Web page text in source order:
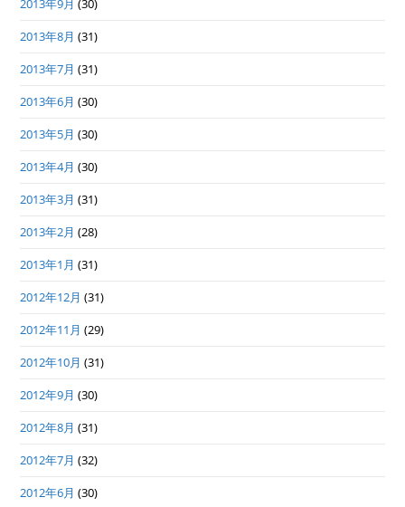
2013年9月 (30)
2013年8月 (31)
2013年7月 (31)
2013年6月 (30)
2013年5月 (30)
2013年4月 (30)
2013年3月 (31)
2013年2月 (28)
2013年1月 (31)
2012年12月 (31)
2012年11月 (29)
2012年10月 (31)
2012年9月 (30)
2012年8月 (31)
2012年7月 (32)
2012年6月 (30)